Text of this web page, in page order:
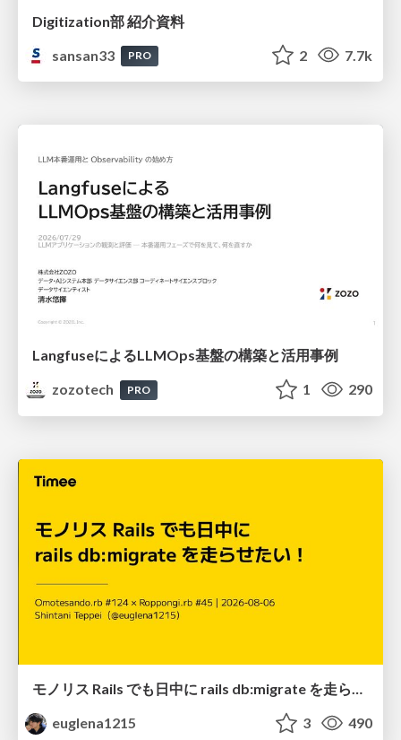
Digitization部 紹介資料
sansan33
PRO 2 7.7k
LangfuseによるLLMOps基盤の構築と活用事例
zozotech
PRO 1 290
モノリス Rails でも日中に rails db:migrate を走らせたい！ / Daytime rails db:migrate on Monolithic Rails!
euglena1215
3 490